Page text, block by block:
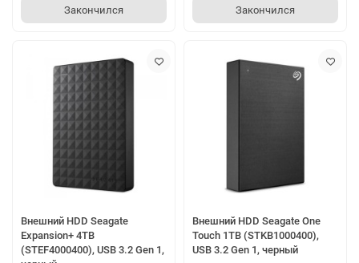
Закончился Закончился
Внешний HDD Seagate
Expansion+ 4TB
(STEF4000400), USB 3.2 Gen 1,
Внешний HDD Seagate One
Touch 1TB (STKB1000400),
USB 3.2 Gen 1, черный